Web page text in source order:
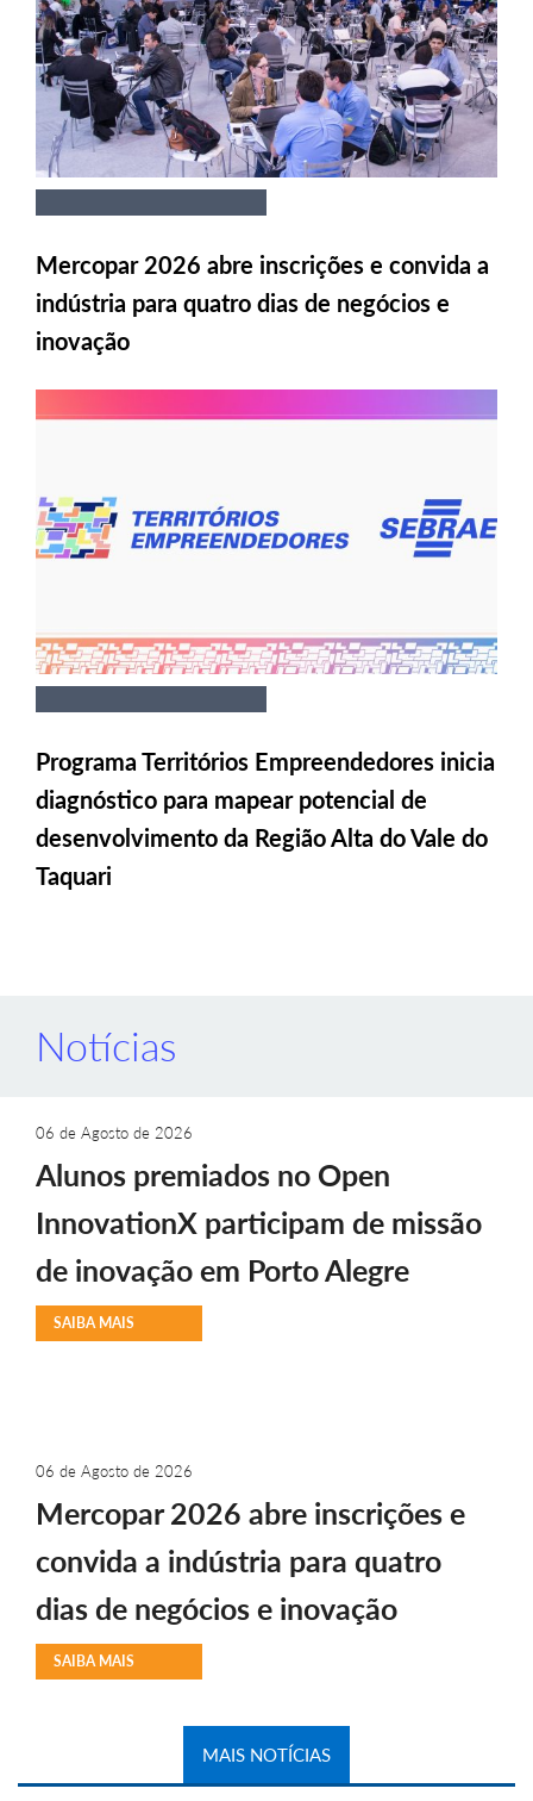
Mercopar 2026 abre inscrições e convida a
indústria para quatro dias de negócios e
inovação
Programa Territórios Empreendedores inicia
diagnóstico para mapear potencial de
desenvolvimento da Região Alta do Vale do
Taquari
Notícias
06 de Agosto de 2026
Alunos premiados no Open
InnovationX participam de missão
de inovação em Porto Alegre
SAIBA MAIS
06 de Agosto de 2026
Mercopar 2026 abre inscrições e
convida a indústria para quatro
dias de negócios e inovação
SAIBA MAIS
MAIS NOTÍCIAS